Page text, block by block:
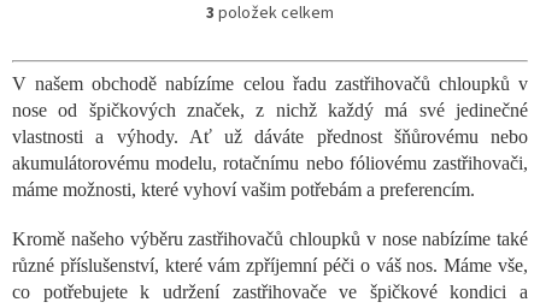
O
l
á
d
a
c
í
r
v
k
y
3 položek celkem
V našem obchodě nabízíme celou řadu zastřihovačů chloupků v
nose od špičkových značek, z nichž každý má své jedinečné
vlastnosti a výhody. Ať už dáváte přednost šňůrovému nebo
akumulátorovému modelu, rotačnímu nebo fóliovému zastřihovači,
máme možnosti, které vyhoví vašim potřebám a preferencím.
Kromě našeho výběru zastřihovačů chloupků v nose nabízíme také
různé příslušenství, které vám zpříjemní péči o váš nos. Máme vše,
co potřebujete k udržení zastřihovače ve špičkové kondici a